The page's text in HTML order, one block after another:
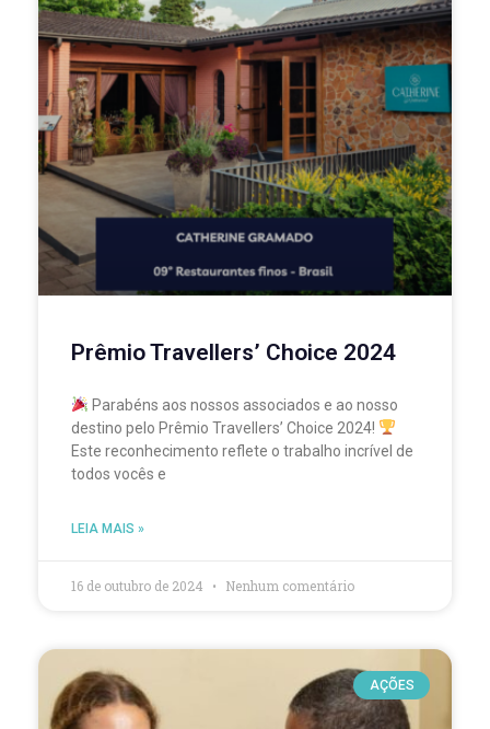
Prêmio Travellers’ Choice 2024
Parabéns aos nossos associados e ao nosso
destino pelo Prêmio Travellers’ Choice 2024!
Este reconhecimento reflete o trabalho incrível de
todos vocês e
LEIA MAIS »
16 de outubro de 2024 Nenhum comentário
AÇÕES